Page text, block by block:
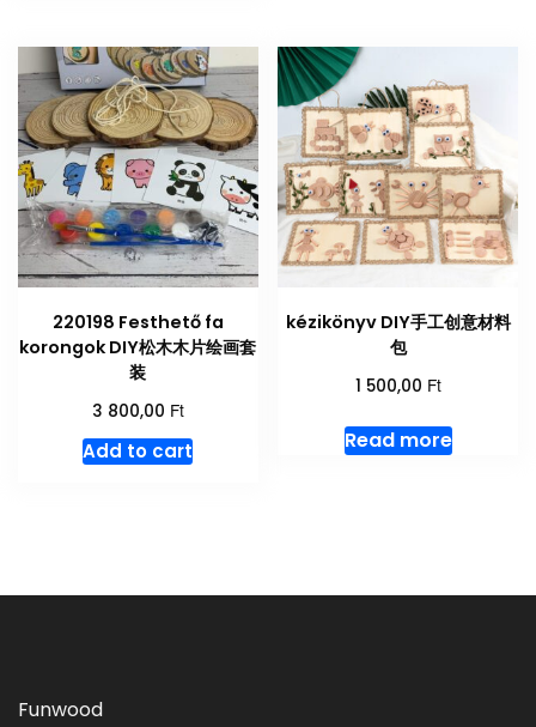
220198 Festhető fa
korongok DIY松木木片绘画套
装
3 800,00 Ft
Add to cart
kézikönyv DIY手工创意材料
包
1 500,00 Ft
Read more
Funwood